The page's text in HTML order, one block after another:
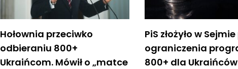
Hołownia przeciwko
odbieraniu 800+
Ukraińcom. Mówił o „matce
PiS złożyło w
ograniczenia
800+ dla Ukraińców